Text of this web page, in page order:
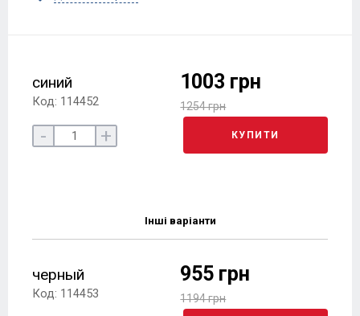
синий
Код: 114452
1003 грн
1254 грн
- + КУПИТИ
Інші варіанти
черный
Код: 114453
955 грн
1194 грн